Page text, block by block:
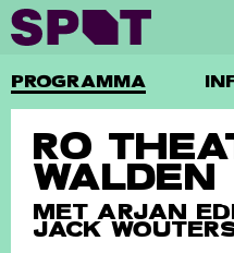
PROGRAMMA
RO
WALDEN
MET ARJAN
JACK